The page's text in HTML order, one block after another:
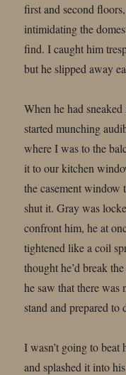
first and second
intimidating the
find. I caught him
but he slipped away
When he had
started munching
where I was to the
it to our kitchen
the casement window
shut it. Gray was
confront him, he at
tightened like a coil
thought he’d break
he saw that there
stand and prepared to
I wasn’t going to
and splashed it into